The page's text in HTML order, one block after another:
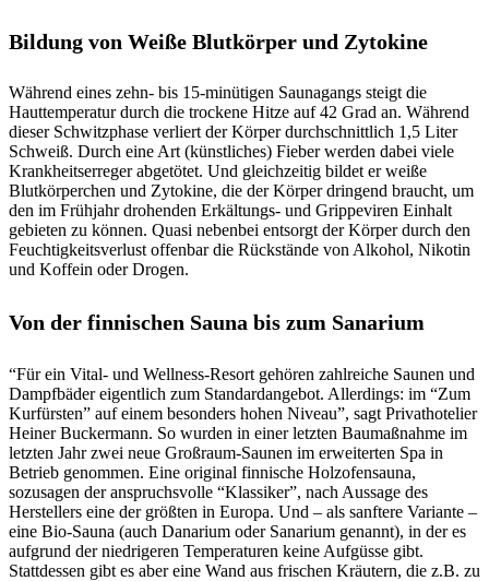
Bildung von Weiße Blutkörper und Zytokine
Während eines zehn- bis 15-minütigen Saunagangs steigt die
Hauttemperatur durch die trockene Hitze auf 42 Grad an. Während
dieser Schwitzphase verliert der Körper durchschnittlich 1,5 Liter
Schweiß. Durch eine Art (künstliches) Fieber werden dabei viele
Krankheitserreger abgetötet. Und gleichzeitig bildet er weiße
Blutkörperchen und Zytokine, die der Körper dringend braucht, um
den im Frühjahr drohenden Erkältungs- und Grippeviren Einhalt
gebieten zu können. Quasi nebenbei entsorgt der Körper durch den
Feuchtigkeitsverlust offenbar die Rückstände von Alkohol, Nikotin
und Koffein oder Drogen.
Von der finnischen Sauna bis zum Sanarium
“Für ein Vital- und Wellness-Resort gehören zahlreiche Saunen und
Dampfbäder eigentlich zum Standardangebot. Allerdings: im “Zum
Kurfürsten” auf einem besonders hohen Niveau”, sagt Privathotelier
Heiner Buckermann. So wurden in einer letzten Baumaßnahme im
letzten Jahr zwei neue Großraum-Saunen im erweiterten Spa in
Betrieb genommen. Eine original finnische Holzofensauna,
sozusagen der anspruchsvolle “Klassiker”, nach Aussage des
Herstellers eine der größten in Europa. Und – als sanftere Variante –
eine Bio-Sauna (auch Danarium oder Sanarium genannt), in der es
aufgrund der niedrigeren Temperaturen keine Aufgüsse gibt.
Stattdessen gibt es aber eine Wand aus frischen Kräutern, die z.B. zu